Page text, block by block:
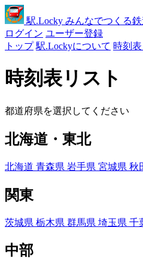
駅.Locky みんなでつくる
ログイン ユーザー登録
トップ 駅.Lockyについて 時刻
時刻表リスト
都道府県を選択してください
北海道・東北
北海道 青森県 岩手県 宮城県 秋
関東
茨城県 栃木県 群馬県 埼玉県 千
中部